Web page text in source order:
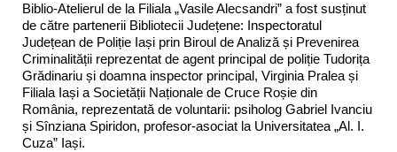
Biblio-Atelierul de la Filiala „Vasile Alecsandri” a fost susținut
de către partenerii Bibliotecii Județene: Inspectoratul
Județean de Poliție Iași prin Biroul de Analiză și Prevenirea
Criminalității reprezentat de agent principal de poliție Tudorița
Grădinariu și doamna inspector principal, Virginia Pralea și
Filiala Iași a Societății Naționale de Cruce Roșie din
România, reprezentată de voluntarii: psiholog Gabriel Ivanciu
și Sînziana Spiridon, profesor-asociat la Universitatea „Al. I.
Cuza” Iași.